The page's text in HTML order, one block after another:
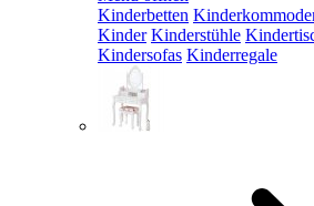
Kinderbetten
Kinder Kinderstühle
Kindersofas Kinderregale